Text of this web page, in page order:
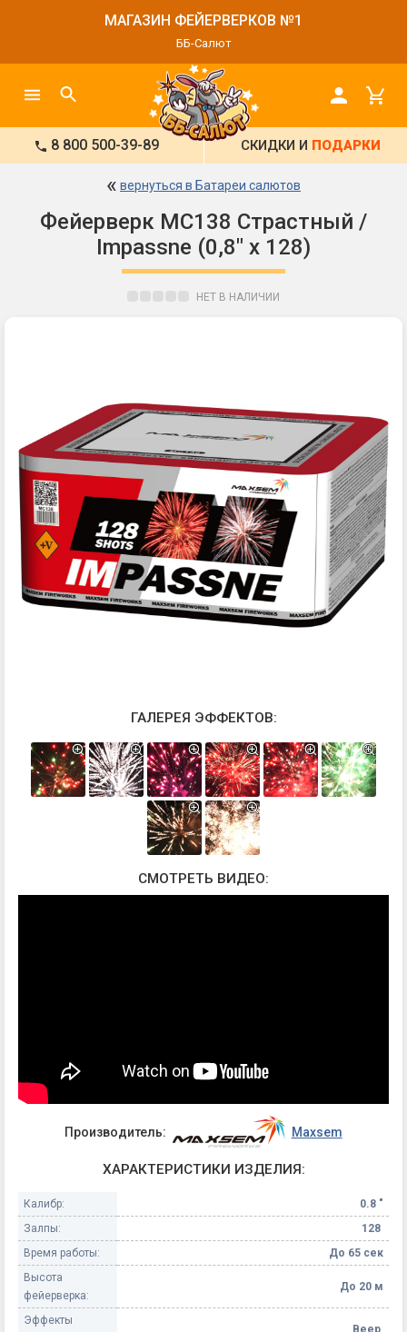
МАГАЗИН ФЕЙЕРВЕРКОВ №1
ББ-Салют
8 800 500-39-89 СКИДКИ И ПОДАРКИ
« вернуться в Батареи салютов
Фейерверк МС138 Страстный /
Impassne (0,8" х 128)
НЕТ В НАЛИЧИИ
ГАЛЕРЕЯ ЭФФЕКТОВ:
СМОТРЕТЬ ВИДЕО:
Производитель: Maxsem
ХАРАКТЕРИСТИКИ ИЗДЕЛИЯ:
Калибр:
0.8 "
Залпы:
128
Время работы:
До 65 сек
Высота
фейерверка:
До 20 м
Эффекты
Веер